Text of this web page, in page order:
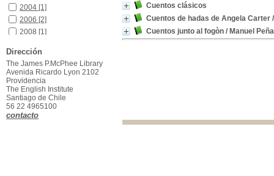
Cuentos clásicos
Cuentos de hadas de Angela Carter
Cuentos junto al fogòn / Manuel
2004 [1]
2006 [2]
2008 [1]
2013[1]
2014[1]
2015[1]
2017[1]
2019[1]
2020
Dirección
The James P.McPhee Library
Avenida Ricardo Lyon 2102
Providencia
The English Institute
Santiago de Chile
56 22 4965100
contacto